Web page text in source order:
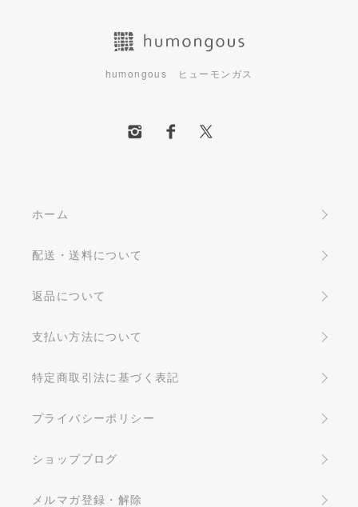
humongous ヒューモンガス
ホーム
配送・送料について
返品について
支払い方法について
特定商取引法に基づく表記
プライバシーポリシー
ショップブログ
メルマガ登録・解除